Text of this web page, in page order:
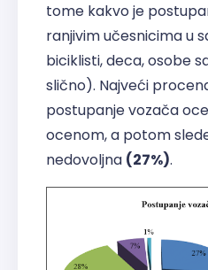
tome kakvo je
ranjivim učesnicima u
biciklisti, deca, osobe
slično). Najveći
postupanje vozača
ocenom, a potom
nedovoljna (27%).